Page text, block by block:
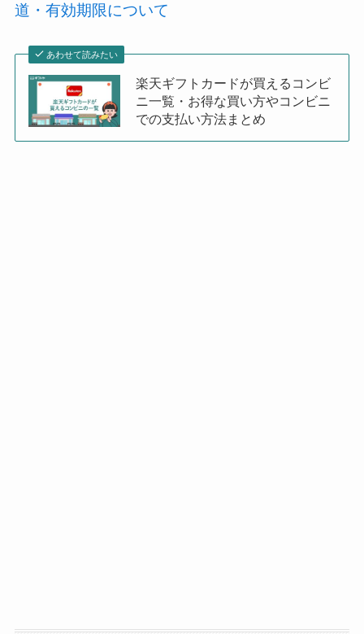
道・有効期限について
あわせて読みたい
楽天ギフトカードが買えるコンビ
ニ一覧・お得な買い方やコンビニ
での支払い方法まとめ